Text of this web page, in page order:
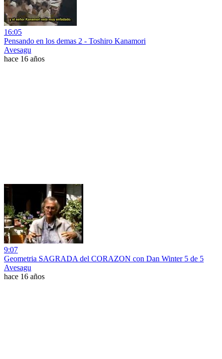
16:05
Pensando en los demas 2 - Toshiro Kanamori
Avesagu
hace 16 años
9:07
Geometria SAGRADA del CORAZON con Dan Winter 5 de 5
Avesagu
hace 16 años